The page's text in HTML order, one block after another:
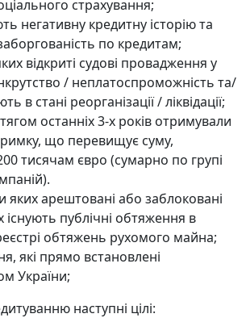
страхування;
негативну кредитну історію та
по кредитам;
відкриті судові провадження у
/ неплатоспроможність та/
в стані реорганізації / ліквідації;
останніх 3-х років отримували
що перевищує суму,
тисячам євро (сумарно по групі
яких арештовані або заблоковані
публічні обтяження в
обтяжень рухомого майна;
які прямо встановлені
України;
наступні цілі: